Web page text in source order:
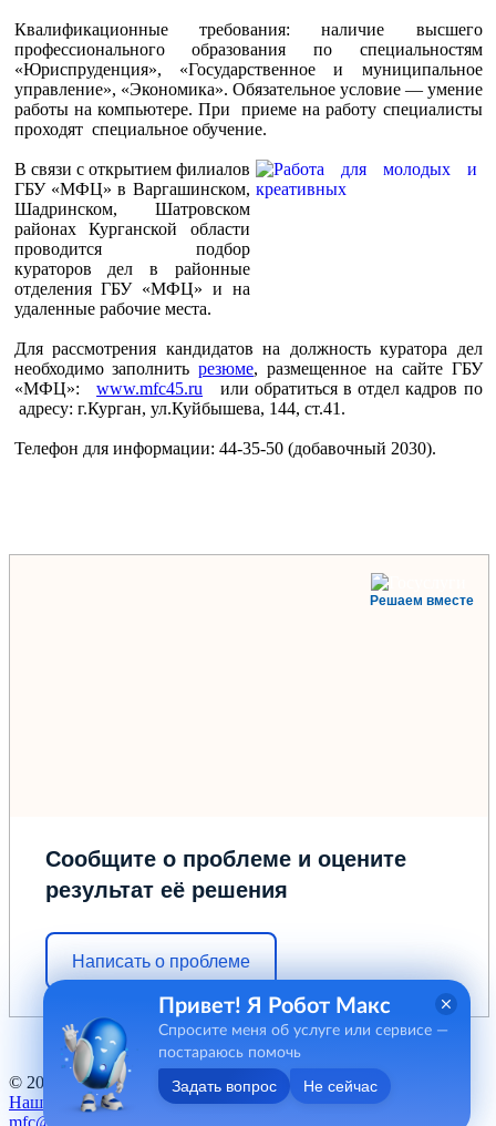
Квалификационные требования: наличие высшего
профессионального образования по специальностям
«Юриспруденция», «Государственное и муниципальное
управление», «Экономика». Обязательное условие — умение
работы на компьютере. При приеме на работу специалисты
проходят специальное обучение.
В связи с открытием филиалов
ГБУ «МФЦ» в Варгашинском,
Шадринском, Шатровском
районах Курганской области
проводится подбор
кураторов дел в районные
отделения ГБУ «МФЦ» и на
удаленные рабочие места.
Для рассмотрения кандидатов на должность куратора дел
необходимо заполнитьрезюме, размещенное на сайте ГБУ
«МФЦ»:www.mfc45.ru или обратиться в отдел кадров по
адресу: г.Курган, ул.Куйбышева, 144, ст.41.
Телефон для информации: 44-35-50 (добавочный 2030).
Решаем вместе
Сообщите о проблеме и оцените
результат её решения
Написать о проблеме
© 2012 - 2026 ГБУ "МФЦ" Курганской области
Наш баннер
mfc@kurganobl.ru
Привет! Я Робот Макс
Спросите меня об услуге или сервисе —
постараюсь помочь
Задать вопрос Не сейчас